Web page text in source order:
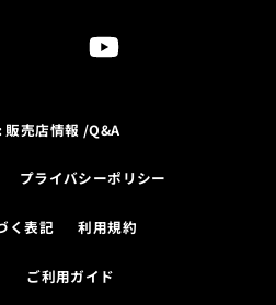
販売店情報 /Q&A
プライバシーポリシー
く表記 利用規約
ご利用ガイド